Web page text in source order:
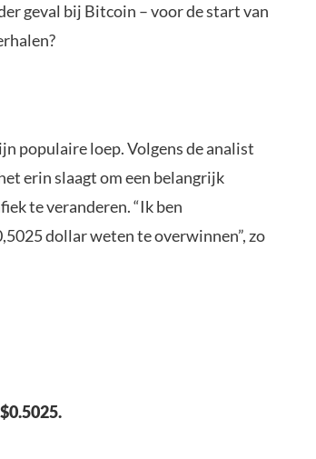
geval bij Bitcoin – voor de start van
populaire loep. Volgens de analist
erin slaagt om een belangrijk
te veranderen. “Ik ben
dollar weten te overwinnen”, zo